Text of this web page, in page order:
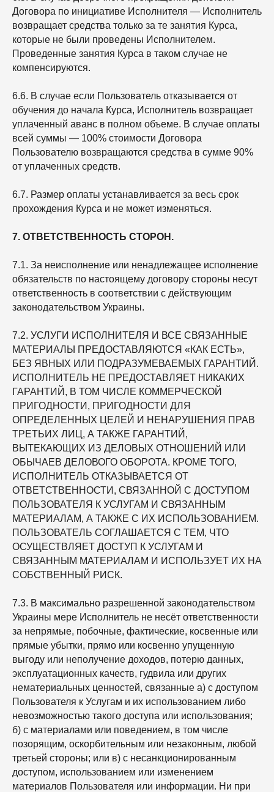
Договора по инициативе Исполнителя — Исполнитель
возвращает средства только за те занятия Курса,
которые не были проведены Исполнителем.
Проведенные занятия Курса в таком случае не
компенсируются.
6.6. В случае если Пользователь отказывается от
обучения до начала Курса, Исполнитель возвращает
уплаченный аванс в полном объеме. В случае оплаты
всей суммы — 100% стоимости Договора
Пользователю возвращаются средства в сумме 90%
от уплаченных средств.
6.7. Размер оплаты устанавливается за весь срок
прохождения Курса и не может изменяться.
7. ОТВЕТСТВЕННОСТЬ СТОРОН.
7.1. За неисполнение или ненадлежащее исполнение
обязательств по настоящему договору стороны несут
ответственность в соответствии с действующим
законодательством Украины.
7.2. УСЛУГИ ИСПОЛНИТЕЛЯ И ВСЕ СВЯЗАННЫЕ
МАТЕРИАЛЫ ПРЕДОСТАВЛЯЮТСЯ «КАК ЕСТЬ»,
БЕЗ ЯВНЫХ ИЛИ ПОДРАЗУМЕВАЕМЫХ ГАРАНТИЙ.
ИСПОЛНИТЕЛЬ НЕ ПРЕДОСТАВЛЯЕТ НИКАКИХ
ГАРАНТИЙ, В ТОМ ЧИСЛЕ КОММЕРЧЕСКОЙ
ПРИГОДНОСТИ, ПРИГОДНОСТИ ДЛЯ
ОПРЕДЕЛЕННЫХ ЦЕЛЕЙ И НЕНАРУШЕНИЯ ПРАВ
ТРЕТЬИХ ЛИЦ, А ТАКЖЕ ГАРАНТИЙ,
ВЫТЕКАЮЩИХ ИЗ ДЕЛОВЫХ ОТНОШЕНИЙ ИЛИ
ОБЫЧАЕВ ДЕЛОВОГО ОБОРОТА. КРОМЕ ТОГО,
ИСПОЛНИТЕЛЬ ОТКАЗЫВАЕТСЯ ОТ
ОТВЕТСТВЕННОСТИ, СВЯЗАННОЙ С ДОСТУПОМ
ПОЛЬЗОВАТЕЛЯ К УСЛУГАМ И СВЯЗАННЫМ
МАТЕРИАЛАМ, А ТАКЖЕ С ИХ ИСПОЛЬЗОВАНИЕМ.
ПОЛЬЗОВАТЕЛЬ СОГЛАШАЕТСЯ С ТЕМ, ЧТО
ОСУЩЕСТВЛЯЕТ ДОСТУП К УСЛУГАМ И
СВЯЗАННЫМ МАТЕРИАЛАМ И ИСПОЛЬЗУЕТ ИХ НА
СОБСТВЕННЫЙ РИСК.
7.3. В максимально разрешенной законодательством
Украины мере Исполнитель не несёт ответственности
за непрямые, побочные, фактические, косвенные или
прямые убытки, прямо или косвенно упущенную
выгоду или неполучение доходов, потерю данных,
эксплуатационных качеств, гудвила или других
нематериальных ценностей, связанные а) с доступом
Пользователя к Услугам и их использованием либо
невозможностью такого доступа или использования;
б) с материалами или поведением, в том числе
позорящим, оскорбительным или незаконным, любой
третьей стороны; или в) с несанкционированным
доступом, использованием или изменением
материалов Пользователя или информации. Ни при